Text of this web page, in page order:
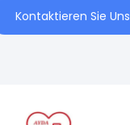
Kontaktieren Sie Uns